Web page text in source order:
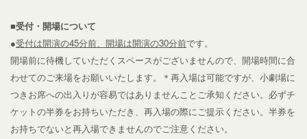
■受付・開場について
●受付は開演の45分前、 開場は開演の30分前です。
開場前に待機していただくスペースがございませんので、開場時間に合
わせてのご来場をお願いいたします。
＊再入場は可能ですが、小劇場に
つきお席への出入りが容易ではありませんことご承知ください。必ずチ
ケットの半券をお持ちいただき、再入場の際にご提示ください。半券を
お持ちでないと再入場できませんのでご注意ください。